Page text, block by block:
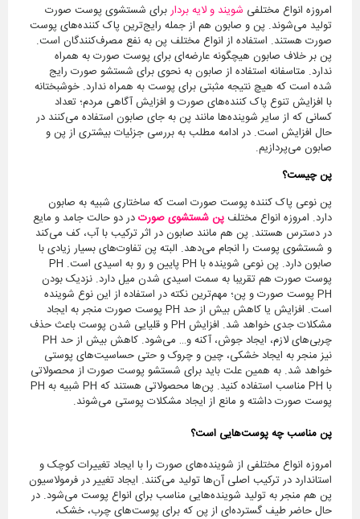
امروزه انواع مختلفی شویند و لایه برداربرای شستشوی پوست صورت
تولید می‌شوند. پن و صابون هم از جمله رایج‌ترین پاک کننده‌های پوست
صورت هستند. استفاده از انواع مختلف پن به نفع مصرف‌کنندگان است.
پن بر خلاف صابون هیچگونه عارضه‌ای برای پوست صورت به همراه
ندارد. متاسفانه استفاده از صابون به نحوی برای شستشو صورت رایج
شده است که هیچ نتیجه مثبتی برای پوست به همراه ندارد. خوشبختانه
با افزایش تنوع پاک کننده‌های صورت و افزایش آگاهی مردم؛ تعداد
کسانی که از سایر شوینده‌ها مانند پن به جای صابون استفاده می‌کنند در
حال افزایش است. در ادامه مطلب به بررسی جزئیات بیشتری از پن و
صابون می‌پردازیم.
پن چیست؟
پن نوعی پاک کننده پوست صورت است که ساختاری شبیه به صابون
دارد. امروزه انواع مختلفپن شستشوی صورتدر دو حالت جامد و مایع
در دسترس هستند. پن هم مانند صابون در اثر ترکیب با آب، کف می‌کند
و شستشوی پوست را انجام می‌دهد. البته پن تفاوت‌های بسیار زیادی با
صابون دارد. پن نوعی شوینده با PH پایین و رو به اسیدی است. PH
پوست صورت هم تقریبا به سمت اسیدی شدن میل دارد. نزدیک بودن
PH پوست صورت و پن؛ مهم‌ترین نکته در استفاده از این نوع شوینده
است. افزایش یا کاهش بیش از حد PH پوست صورت منجر به ایجاد
مشکلات جدی خواهد شد. افزایش PH و قلیایی شدن پوست باعث حذف
چربی‌های لازم، ایجاد جوش، آکنه و… می‌شود. کاهش بیش از حد PH
نیز منجر به ایجاد خشکی، چین و چروک و حتی حساسیت‌های پوستی
خواهد شد. به همین علت باید برای شستشو پوست صورت از محصولاتی
با PH مناسب استفاده کنید. پن‌ها محصولاتی هستند که PH شبیه به PH
پوست صورت داشته و مانع از ایجاد مشکلات پوستی می‌شوند.
پن مناسب چه پوست‌هایی است؟
امروزه انواع مختلفی از شوینده‌های صورت را با ایجاد تغییرات کوچک و
استاندارد در ترکیب اصلی آن‌ها تولید می‌کنند. ایجاد تغییر در فرمولاسیون
پن هم منجر به تولید شوینده‌هایی مناسب برای انواع پوست می‌شود. در
حال حاضر طیف گسترده‌ای از پن که برای پوست‌های چرب، خشک،